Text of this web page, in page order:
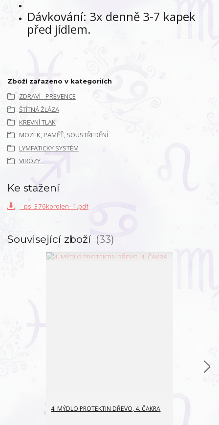
Dávkování: 3x denně 3-7 kapek
před jídlem.
Zboží zařazeno v kategoriích
ZDRAVÍ - PREVENCE
ŠTÍTNÁ ŽLÁZA
KREVNÍ TLAK
MOZEK, PAMĚŤ, SOUSTŘEDĚNÍ
LYMFATICKY SYSTÉM
VIRÓZY .
Ke stažení
_ps_376korolen--1.pdf
Související zboží 33
4. MÝDLO PROTEKTIN DŘEVO, 4. ČAKRA